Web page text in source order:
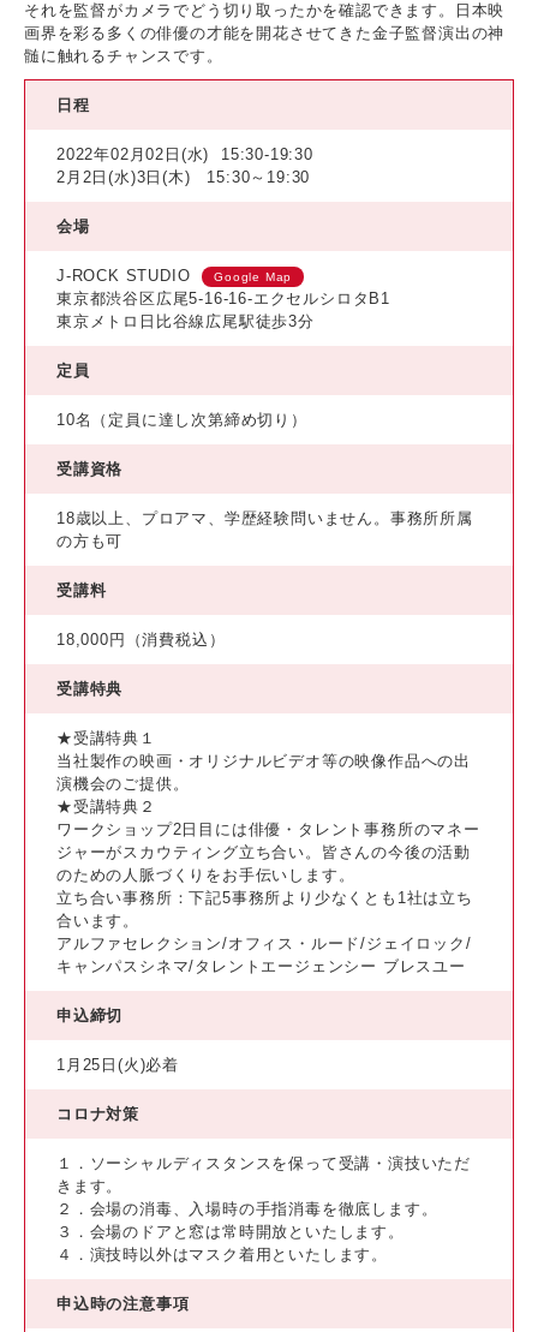
それを監督がカメラでどう切り取ったかを確認できます。日本映
画界を彩る多くの俳優の才能を開花させてきた金子監督演出の神
髄に触れるチャンスです。
日程
2022年02月02日(水)
15:30-19:30
2月2日(水)3日(木) 15:30～19:30
会場
J-ROCK STUDIO Google Map
東京都渋谷区広尾5-16-16-エクセルシロタB1
東京メトロ日比谷線広尾駅徒歩3分
定員
10名（定員に達し次第締め切り）
受講資格
18歳以上、プロアマ、学歴経験問いません。事務所所属
の方も可
受講料
18,000円（消費税込）
受講特典
★受講特典１
当社製作の映画・オリジナルビデオ等の映像作品への出
演機会のご提供。
★受講特典２
ワークショップ2日目には俳優・タレント事務所のマネー
ジャーがスカウティング立ち合い。皆さんの今後の活動
のための人脈づくりをお手伝いします。
立ち合い事務所：下記5事務所より少なくとも1社は立ち
合います。
アルファセレクション/オフィス・ルード/ジェイロック/
キャンパスシネマ/タレントエージェンシー ブレスユー
申込締切
1月25日(火)必着
コロナ対策
１．ソーシャルディスタンスを保って受講・演技いただ
きます。
２．会場の消毒、入場時の手指消毒を徹底します。
３．会場のドアと窓は常時開放といたします。
４．演技時以外はマスク着用といたします。
申込時の注意事項